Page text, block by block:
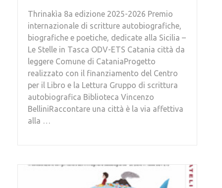
Thrinakìa 8a edizione 2025-2026 Premio
internazionale di scritture autobiografiche,
biografiche e poetiche, dedicate alla Sicilia –
Le Stelle in Tasca ODV-ETS Catania città da
leggere Comune di CataniaProgetto
realizzato con il finanziamento del Centro
per il Libro e la Lettura Gruppo di scrittura
autobiografica Biblioteca Vincenzo
BelliniRaccontare una città è la via affettiva
alla …